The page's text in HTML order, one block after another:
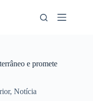
e promete
, Notícia